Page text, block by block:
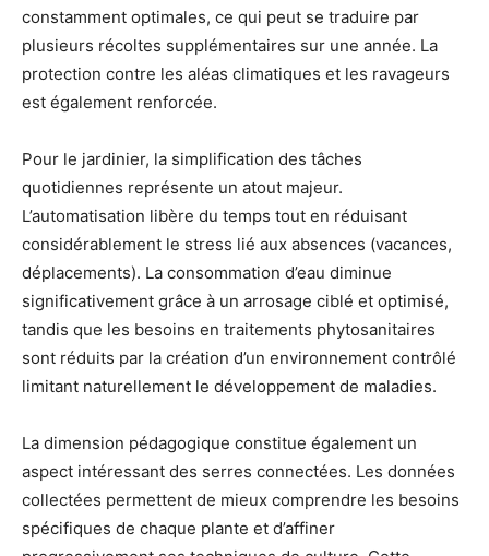
constamment optimales, ce qui peut se traduire par
plusieurs récoltes supplémentaires sur une année. La
protection contre les aléas climatiques et les ravageurs
est également renforcée.
Pour le jardinier, la simplification des tâches
quotidiennes représente un atout majeur.
L’automatisation libère du temps tout en réduisant
considérablement le stress lié aux absences (vacances,
déplacements). La consommation d’eau diminue
significativement grâce à un arrosage ciblé et optimisé,
tandis que les besoins en traitements phytosanitaires
sont réduits par la création d’un environnement contrôlé
limitant naturellement le développement de maladies.
La dimension pédagogique constitue également un
aspect intéressant des serres connectées. Les données
collectées permettent de mieux comprendre les besoins
spécifiques de chaque plante et d’affiner